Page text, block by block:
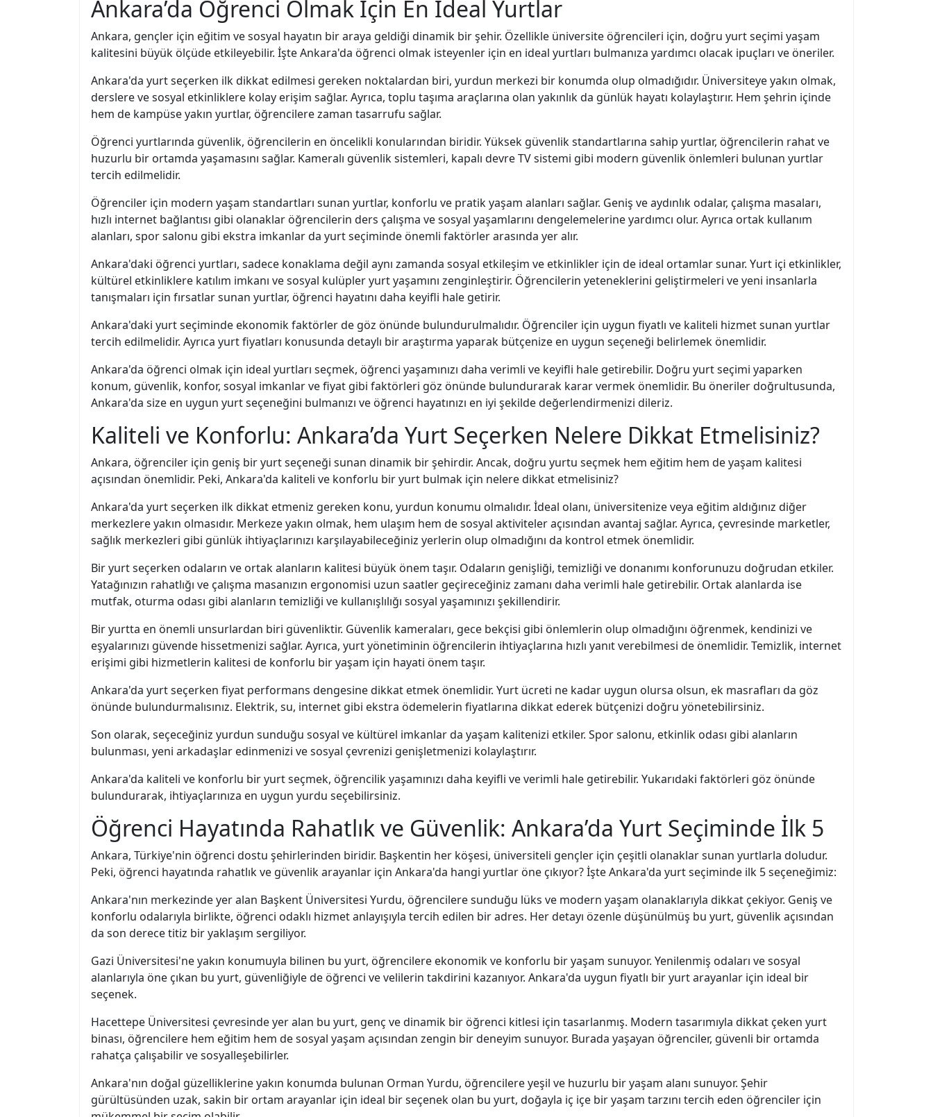
Ankara’da Öğrenci Olmak İçin En İdeal Yurtlar
Ankara, gençler için eğitim ve sosyal hayatın bir araya geldiği dinamik bir şehir. Özellikle üniversite öğrencileri için, doğru yurt seçimi yaşam
kalitesini büyük ölçüde etkileyebilir. İşte Ankara'da öğrenci olmak isteyenler için en ideal yurtları bulmanıza yardımcı olacak ipuçları ve öneriler.
Ankara'da yurt seçerken ilk dikkat edilmesi gereken noktalardan biri, yurdun merkezi bir konumda olup olmadığıdır. Üniversiteye yakın olmak,
derslere ve sosyal etkinliklere kolay erişim sağlar. Ayrıca, toplu taşıma araçlarına olan yakınlık da günlük hayatı kolaylaştırır. Hem şehrin içinde
hem de kampüse yakın yurtlar, öğrencilere zaman tasarrufu sağlar.
Öğrenci yurtlarında güvenlik, öğrencilerin en öncelikli konularından biridir. Yüksek güvenlik standartlarına sahip yurtlar, öğrencilerin rahat ve
huzurlu bir ortamda yaşamasını sağlar. Kameralı güvenlik sistemleri, kapalı devre TV sistemi gibi modern güvenlik önlemleri bulunan yurtlar
tercih edilmelidir.
Öğrenciler için modern yaşam standartları sunan yurtlar, konforlu ve pratik yaşam alanları sağlar. Geniş ve aydınlık odalar, çalışma masaları,
hızlı internet bağlantısı gibi olanaklar öğrencilerin ders çalışma ve sosyal yaşamlarını dengelemelerine yardımcı olur. Ayrıca ortak kullanım
alanları, spor salonu gibi ekstra imkanlar da yurt seçiminde önemli faktörler arasında yer alır.
Ankara'daki öğrenci yurtları, sadece konaklama değil aynı zamanda sosyal etkileşim ve etkinlikler için de ideal ortamlar sunar. Yurt içi etkinlikler,
kültürel etkinliklere katılım imkanı ve sosyal kulüpler yurt yaşamını zenginleştirir. Öğrencilerin yeteneklerini geliştirmeleri ve yeni insanlarla
tanışmaları için fırsatlar sunan yurtlar, öğrenci hayatını daha keyifli hale getirir.
Ankara'daki yurt seçiminde ekonomik faktörler de göz önünde bulundurulmalıdır. Öğrenciler için uygun fiyatlı ve kaliteli hizmet sunan yurtlar
tercih edilmelidir. Ayrıca yurt fiyatları konusunda detaylı bir araştırma yaparak bütçenize en uygun seçeneği belirlemek önemlidir.
Ankara'da öğrenci olmak için ideal yurtları seçmek, öğrenci yaşamınızı daha verimli ve keyifli hale getirebilir. Doğru yurt seçimi yaparken
konum, güvenlik, konfor, sosyal imkanlar ve fiyat gibi faktörleri göz önünde bulundurarak karar vermek önemlidir. Bu öneriler doğrultusunda,
Ankara'da size en uygun yurt seçeneğini bulmanızı ve öğrenci hayatınızı en iyi şekilde değerlendirmenizi dileriz.
Kaliteli ve Konforlu: Ankara’da Yurt Seçerken Nelere Dikkat Etmelisiniz?
Ankara, öğrenciler için geniş bir yurt seçeneği sunan dinamik bir şehirdir. Ancak, doğru yurtu seçmek hem eğitim hem de yaşam kalitesi
açısından önemlidir. Peki, Ankara'da kaliteli ve konforlu bir yurt bulmak için nelere dikkat etmelisiniz?
Ankara'da yurt seçerken ilk dikkat etmeniz gereken konu, yurdun konumu olmalıdır. İdeal olanı, üniversitenize veya eğitim aldığınız diğer
merkezlere yakın olmasıdır. Merkeze yakın olmak, hem ulaşım hem de sosyal aktiviteler açısından avantaj sağlar. Ayrıca, çevresinde marketler,
sağlık merkezleri gibi günlük ihtiyaçlarınızı karşılayabileceğiniz yerlerin olup olmadığını da kontrol etmek önemlidir.
Bir yurt seçerken odaların ve ortak alanların kalitesi büyük önem taşır. Odaların genişliği, temizliği ve donanımı konforunuzu doğrudan etkiler.
Yatağınızın rahatlığı ve çalışma masanızın ergonomisi uzun saatler geçireceğiniz zamanı daha verimli hale getirebilir. Ortak alanlarda ise
mutfak, oturma odası gibi alanların temizliği ve kullanışlılığı sosyal yaşamınızı şekillendirir.
Bir yurtta en önemli unsurlardan biri güvenliktir. Güvenlik kameraları, gece bekçisi gibi önlemlerin olup olmadığını öğrenmek, kendinizi ve
eşyalarınızı güvende hissetmenizi sağlar. Ayrıca, yurt yönetiminin öğrencilerin ihtiyaçlarına hızlı yanıt verebilmesi de önemlidir. Temizlik, internet
erişimi gibi hizmetlerin kalitesi de konforlu bir yaşam için hayati önem taşır.
Ankara'da yurt seçerken fiyat performans dengesine dikkat etmek önemlidir. Yurt ücreti ne kadar uygun olursa olsun, ek masrafları da göz
önünde bulundurmalısınız. Elektrik, su, internet gibi ekstra ödemelerin fiyatlarına dikkat ederek bütçenizi doğru yönetebilirsiniz.
Son olarak, seçeceğiniz yurdun sunduğu sosyal ve kültürel imkanlar da yaşam kalitenizi etkiler. Spor salonu, etkinlik odası gibi alanların
bulunması, yeni arkadaşlar edinmenizi ve sosyal çevrenizi genişletmenizi kolaylaştırır.
Ankara'da kaliteli ve konforlu bir yurt seçmek, öğrencilik yaşamınızı daha keyifli ve verimli hale getirebilir. Yukarıdaki faktörleri göz önünde
bulundurarak, ihtiyaçlarınıza en uygun yurdu seçebilirsiniz.
Öğrenci Hayatında Rahatlık ve Güvenlik: Ankara’da Yurt Seçiminde İlk 5
Ankara, Türkiye'nin öğrenci dostu şehirlerinden biridir. Başkentin her köşesi, üniversiteli gençler için çeşitli olanaklar sunan yurtlarla doludur.
Peki, öğrenci hayatında rahatlık ve güvenlik arayanlar için Ankara'da hangi yurtlar öne çıkıyor? İşte Ankara'da yurt seçiminde ilk 5 seçeneğimiz:
Ankara'nın merkezinde yer alan Başkent Üniversitesi Yurdu, öğrencilere sunduğu lüks ve modern yaşam olanaklarıyla dikkat çekiyor. Geniş ve
konforlu odalarıyla birlikte, öğrenci odaklı hizmet anlayışıyla tercih edilen bir adres. Her detayı özenle düşünülmüş bu yurt, güvenlik açısından
da son derece titiz bir yaklaşım sergiliyor.
Gazi Üniversitesi'ne yakın konumuyla bilinen bu yurt, öğrencilere ekonomik ve konforlu bir yaşam sunuyor. Yenilenmiş odaları ve sosyal
alanlarıyla öne çıkan bu yurt, güvenliğiyle de öğrenci ve velilerin takdirini kazanıyor. Ankara'da uygun fiyatlı bir yurt arayanlar için ideal bir
seçenek.
Hacettepe Üniversitesi çevresinde yer alan bu yurt, genç ve dinamik bir öğrenci kitlesi için tasarlanmış. Modern tasarımıyla dikkat çeken yurt
binası, öğrencilere hem eğitim hem de sosyal yaşam açısından zengin bir deneyim sunuyor. Burada yaşayan öğrenciler, güvenli bir ortamda
rahatça çalışabilir ve sosyalleşebilirler.
Ankara'nın doğal güzelliklerine yakın konumda bulunan Orman Yurdu, öğrencilere yeşil ve huzurlu bir yaşam alanı sunuyor. Şehir
gürültüsünden uzak, sakin bir ortam arayanlar için ideal bir seçenek olan bu yurt, doğayla iç içe bir yaşam tarzını tercih eden öğrenciler için